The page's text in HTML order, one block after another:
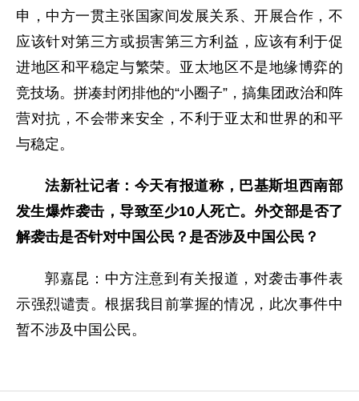
申，中方一贯主张国家间发展关系、开展合作，不
应该针对第三方或损害第三方利益，应该有利于促
进地区和平稳定与繁荣。亚太地区不是地缘博弈的
竞技场。拼凑封闭排他的“小圈子”，搞集团政治和阵
营对抗，不会带来安全，不利于亚太和世界的和平
与稳定。
法新社记者：今天有报道称，巴基斯坦西南部
发生爆炸袭击，导致至少10人死亡。外交部是否了
解袭击是否针对中国公民？是否涉及中国公民？
郭嘉昆：中方注意到有关报道，对袭击事件表
示强烈谴责。根据我目前掌握的情况，此次事件中
暂不涉及中国公民。